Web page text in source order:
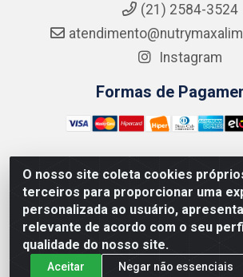
O nosso site coleta cookies
terceiros para proporcionar uma
personalizada ao usuário,
relevante de acordo com o seu
qualidade do nosso site.
Aceitar Negar não essenciais
(21) 2584-3524
Instagram
Formas de
NUTRY MAX COMÉRCIO DE PRODUTOS
LTDA - RUA DO FEIJÃO, 721 PENHA
CNPJ: 15.796.122/0001-